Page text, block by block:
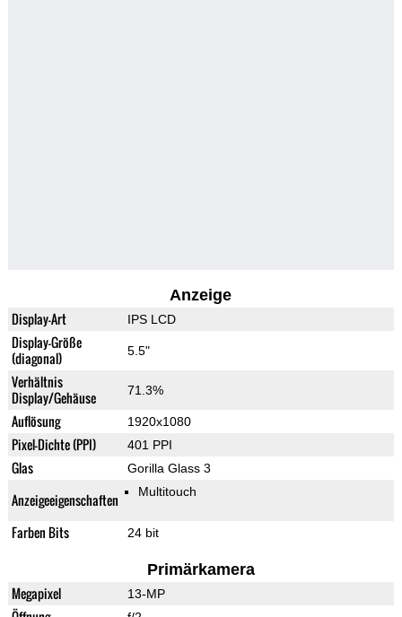
Anzeige
Display-Art IPS LCD
Display-Größe
(diagonal)
5.5"
Verhältnis
Display/Gehäuse
71.3%
Auflösung 1920x1080
Pixel-Dichte (PPI) 401 PPI
Glas Gorilla Glass 3
Anzeigeeigenschaften Multitouch
Farben Bits 24 bit
Primärkamera
Megapixel 13-MP